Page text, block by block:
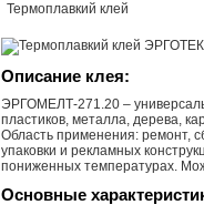
Термоплавкий клей
Описание клея:
ЭРГОМЕЛТ-271.20 –
пластиков, металла, дерева,
Область применения: ремонт,
упаковки и рекламных
пониженных температурах.
Основные